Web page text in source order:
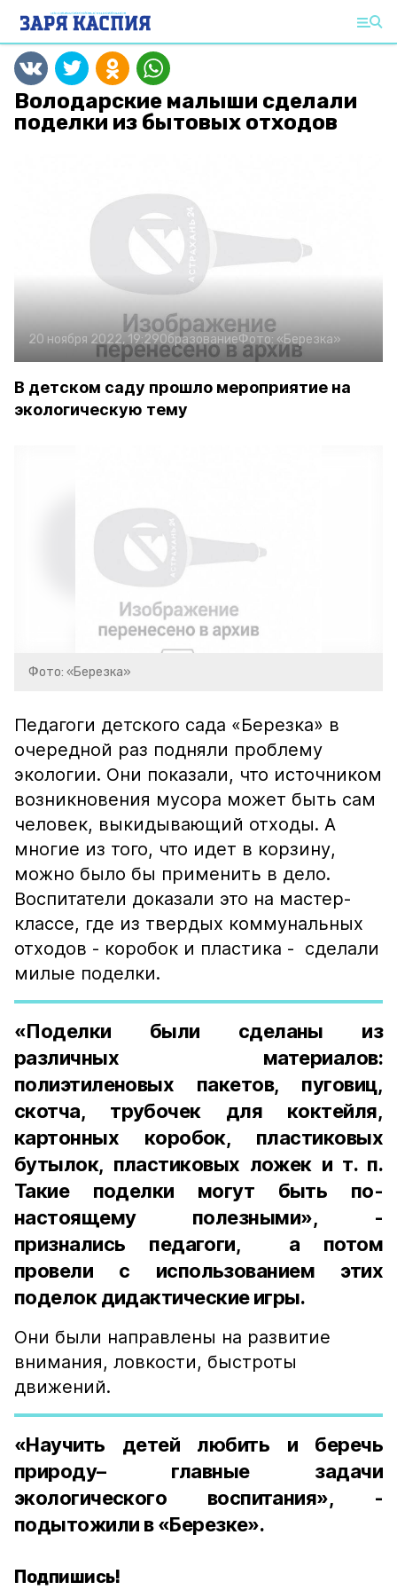
Володарские малыши сделали
поделки из бытовых отходов
20 ноября 2022, 19:29ОбразованиеФото: «Березка»
В детском саду прошло мероприятие на
экологическую тему
Фото: «Березка»
Педагоги детского сада «Березка» в
очередной раз подняли проблему
экологии. Они показали, что источником
возникновения мусора может быть сам
человек, выкидывающий отходы. А
многие из того, что идет в корзину,
можно было бы применить в дело.
Воспитатели доказали это на мастер-
классе, где из твердых коммунальных
отходов - коробок и пластика - сделали
милые поделки.
«Поделки были сделаны из
различных материалов:
полиэтиленовых пакетов, пуговиц,
скотча, трубочек для коктейля,
картонных коробок, пластиковых
бутылок, пластиковых ложек и т. п.
Такие поделки могут быть по-
настоящему полезными», -
признались педагоги, а потом
провели с использованием этих
поделок дидактические игры.
Они были направлены на развитие
внимания, ловкости, быстроты
движений.
«Научить детей любить и беречь
природу– главные задачи
экологического воспитания», -
подытожили в «Березке».
Подпишись!